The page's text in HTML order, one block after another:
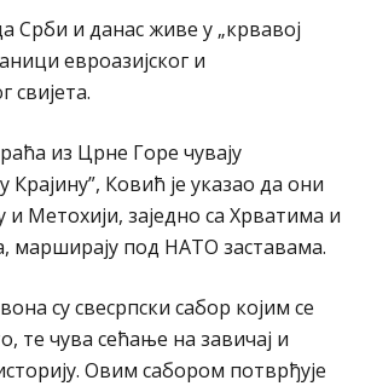
Срби и данас живе у „крвавој
евроазијског и
свијета.
из Црне Горе чувају
Крајину”, Ковић је указао да они
и Метохији, заједно са Хрватима и
марширају под НАТО заставама.
су свесрпски сабор којим се
те чува сећање на завичај и
Овим сабором потврђује